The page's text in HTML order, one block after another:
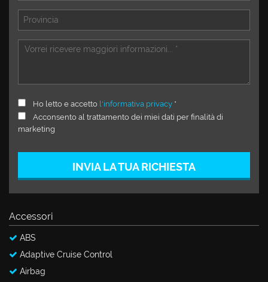
Ho letto e accetto l'informativa privacy *
Acconsento al trattamento dei miei dati per finalità di
marketing
INVIA LA TUA RICHIESTA
Accessori
ABS
Adaptive Cruise Control
Airbag
Cookie di marketing
la
cookie
policy
impostazioni